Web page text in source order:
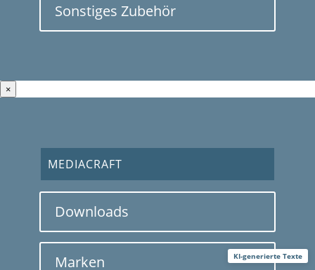
Sonstiges Zubehör
×
MEDIACRAFT
Downloads
Marken KI-generierte Texte